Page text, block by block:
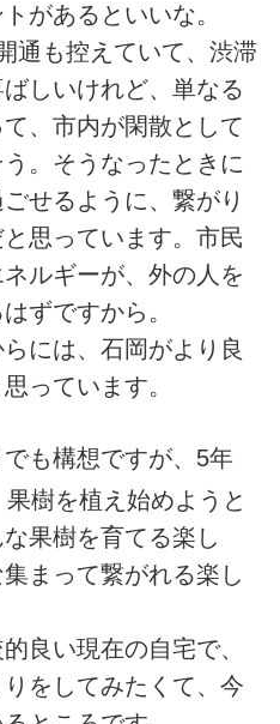
があるといいな。
通も控えていて、渋滞
しいけれど、単なる
、市内が閑散として
。そうなったときに
せるように、繋がり
思っています。市民
ルギーが、外の人を
ずですから。
には、石岡がより良
っています。
も構想ですが、5年
樹を植え始めようと
果樹を育てる楽し
まって繋がれる楽し
良い現在の自宅で、
をしてみたくて、今